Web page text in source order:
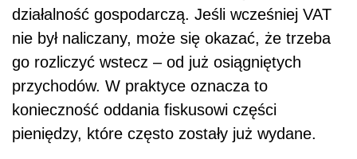
działalność gospodarczą. Jeśli wcześniej VAT
nie był naliczany, może się okazać, że trzeba
go rozliczyć wstecz – od już osiągniętych
przychodów. W praktyce oznacza to
konieczność oddania fiskusowi części
pieniędzy, które często zostały już wydane.